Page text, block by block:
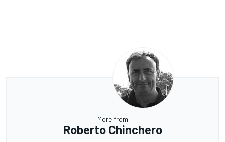
More from
Roberto Chinchero